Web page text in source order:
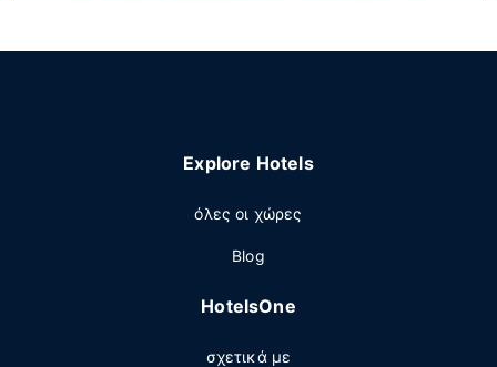
Explore Hotels
όλες οι χώρες
Blog
HotelsOne
σχετικά με